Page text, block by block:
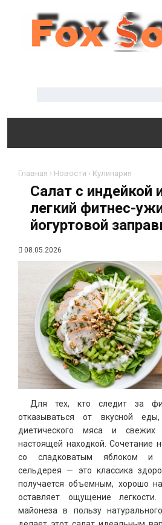
Главная › Новости › Кулинария
Салат с индейкой
легкий фитнес-
йогуртовой
08.05.2026
Для тех, кто следит за
отказываться от вкусной
диетического мяса и свежих
настоящей находкой. Сочетание
со сладковатым яблоком и
сельдерея — это классика
получается объемным, хорошо
оставляет ощущение
майонеза в пользу